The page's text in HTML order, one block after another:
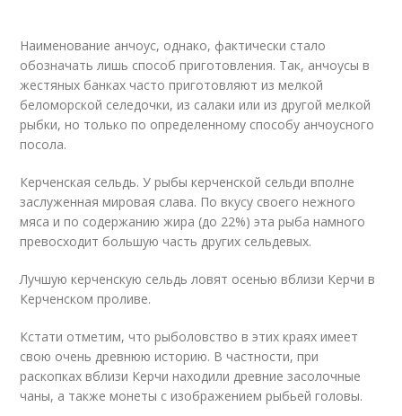
Наименование анчоус, однако, фактически стало
обозначать лишь способ приготовления. Так, анчоусы в
жестяных банках часто приготовляют из мелкой
беломорской селедочки, из салаки или из другой мелкой
рыбки, но только по определенному способу анчоусного
посола.
Керченская сельдь. У рыбы керченской сельди вполне
заслуженная мировая слава. По вкусу своего нежного
мяса и по содержанию жира (до 22%) эта рыба намного
превосходит большую часть других сельдевых.
Лучшую керченскую сельдь ловят осенью вблизи Керчи в
Керченском проливе.
Кстати отметим, что рыболовство в этих краях имеет
свою очень древнюю историю. В частности, при
раскопках вблизи Керчи находили древние засолочные
чаны, а также монеты с изображением рыбьей головы.